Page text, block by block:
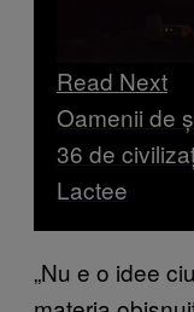
Read Next
Oamenii de
36 de
Lactee
„Nu e o idee